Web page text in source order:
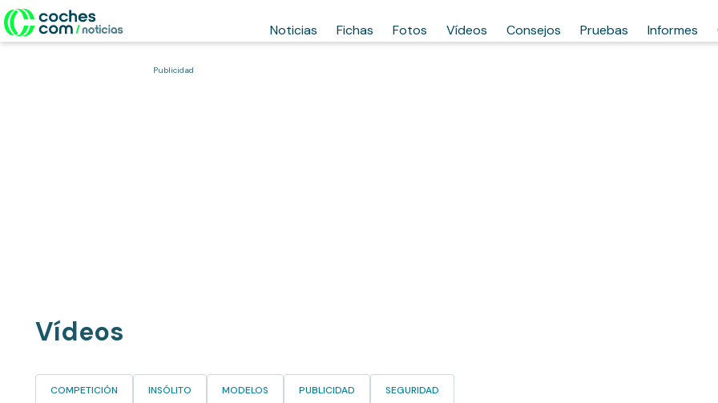
Noticias Fichas Fotos Vídeos Consejos Pruebas Informes
Publicidad
Vídeos
COMPETICIÓN INSÓLITO MODELOS PUBLICIDAD SEGURIDAD